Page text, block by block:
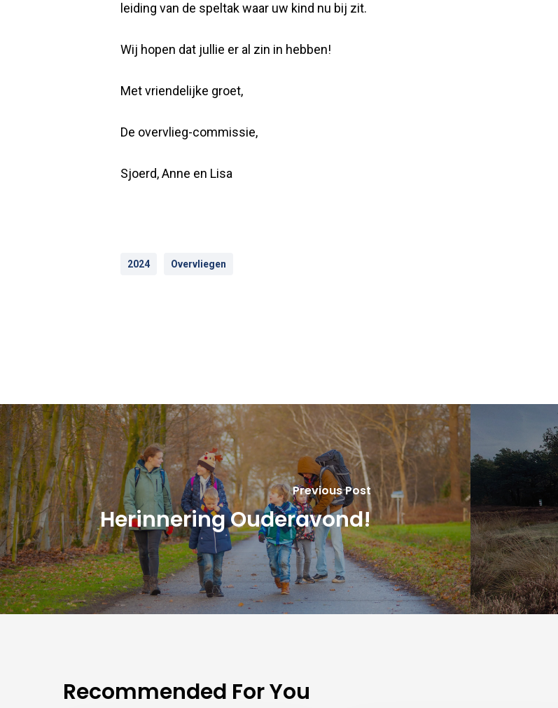
leiding van de speltak waar uw kind nu bij zit.
Wij hopen dat jullie er al zin in hebben!
Met vriendelijke groet,
De overvlieg-commissie,
Sjoerd, Anne en Lisa
2024 Overvliegen
Previous Post
Herinnering Ouderavond!
Recommended For You